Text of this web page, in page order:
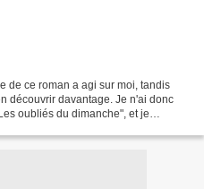
de ce roman a agi sur moi, tandis
découvrir davantage. Je n'ai donc
oubliés du dimanche", et je